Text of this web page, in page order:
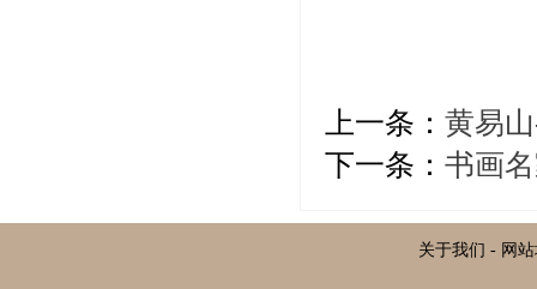
上一条： 黄易
下一条： 书画
关于我们 - 网